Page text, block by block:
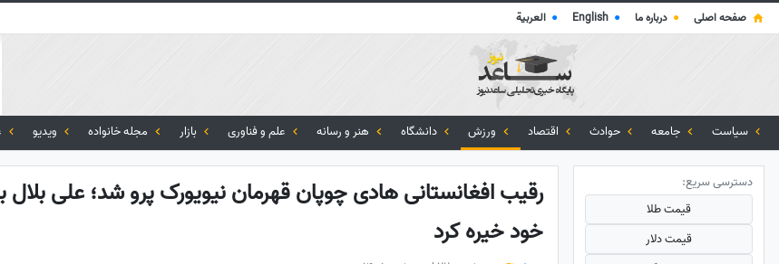
صفحه اصلی ● درباره ما ●
English
● العربية
سیاست جامعه حوادث اقتصاد ورزش دانشگاه هنر و رسانه علم و فناوری بازار مجله خانواده ویدیو
رقیب افغانستانی هادی چوپان قهرمان نیویورک پرو شد؛ علی بلال
خود خیره کرد
دسترسی سریع:
قیمت طلا
قیمت دلار